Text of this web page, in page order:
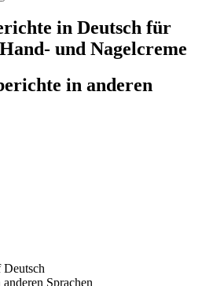
in Deutsch für
und Nagelcreme
in anderen
Deutsch
Sprachen